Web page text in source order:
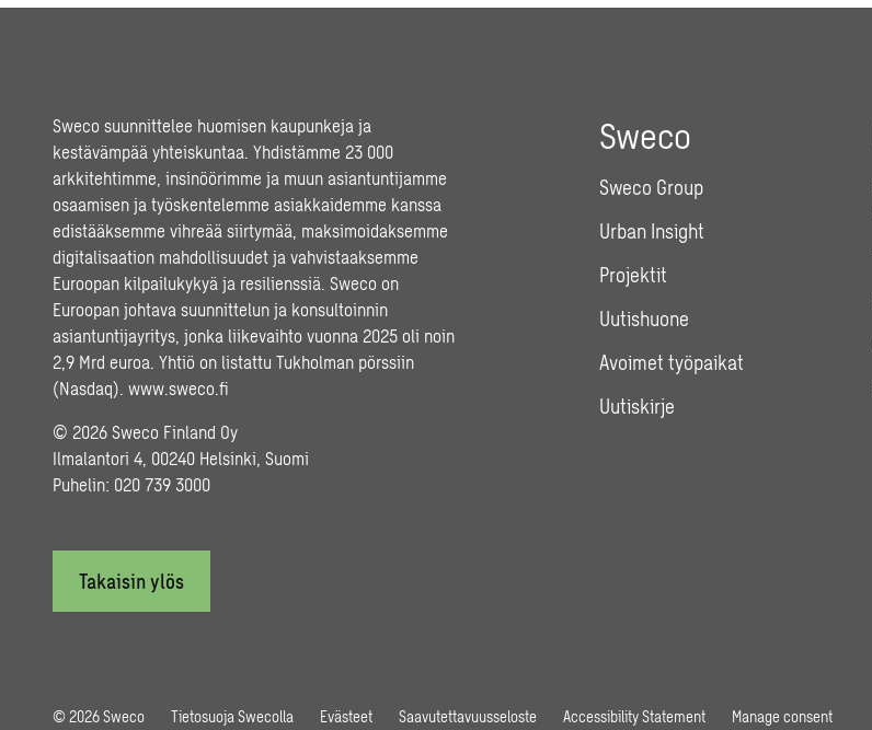
Sweco suunnittelee huomisen kaupunkeja ja
kestävämpää yhteiskuntaa. Yhdistämme 23 000
arkkitehtimme, insinöörimme ja muun asiantuntijamme
osaamisen ja työskentelemme asiakkaidemme kanssa
edistääksemme vihreää siirtymää, maksimoidaksemme
digitalisaation mahdollisuudet ja vahvistaaksemme
Euroopan kilpailukykyä ja resilienssiä. Sweco on
Euroopan johtava suunnittelun ja konsultoinnin
asiantuntijayritys, jonka liikevaihto vuonna 2025 oli noin
2,9 Mrd euroa. Yhtiö on listattu Tukholman pörssiin
(Nasdaq). www.sweco.fi
© 2026 Sweco Finland Oy
Ilmalantori 4, 00240 Helsinki, Suomi
Puhelin: 020 739 3000
Sweco
Sweco Group
Urban Insight
Projektit
Uutishuone
Avoimet työpaikat
Uutiskirje
Takaisin ylös
© 2026 Sweco Tietosuoja Swecolla Evästeet Saavutettavuusseloste Accessibility Statement Manage consent